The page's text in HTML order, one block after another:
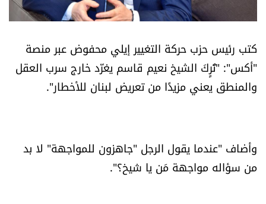
نداء القرّاء
خاص الموقع
كتّابنا
آراء
كتب رئيس حزب حركة التغيير إيلي محفوض عبر منصة
"أكس": "تُرٍكَ الشيخ نعيم قاسم يغرّد خارج سرب العقل
والمنطق يعني مزيدًا من تعريض لبنان للأخطار".
وأضاف "عندما يقول الرجل "جاهزون للمواجهة" لا بد
من سؤاله مواجهة مَن يا شيخ؟".